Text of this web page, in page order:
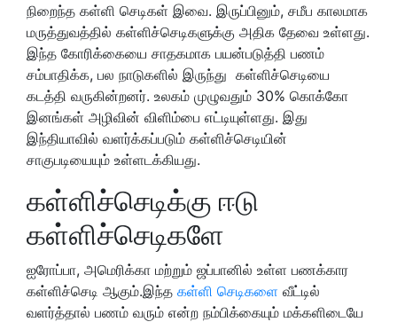
நிறைந்த கள்ளி செடிகள் இவை. இருப்பினும், சமீப காலமாக
மருத்துவத்தில் கள்ளிச்செடிகளுக்கு அதிக தேவை உள்ளது.
இந்த கோரிக்கையை சாதகமாக பயன்படுத்தி பணம்
சம்பாதிக்க, பல நாடுகளில் இருந்து கள்ளிச்செடியை
கடத்தி வருகின்றனர். உலகம் முழுவதும் 30% கொக்கோ
இனங்கள் அழிவின் விளிம்பை எட்டியுள்ளது. இது
இந்தியாவில் வளர்க்கப்படும் கள்ளிச்செடியின்
சாகுபடியையும் உள்ளடக்கியது.
கள்ளிச்செடிக்கு ஈடு
கள்ளிச்செடிகளே
ஐரோப்பா, அமெரிக்கா மற்றும் ஜப்பானில் உள்ள பணக்கார
கள்ளிச்செடி ஆகும்.இந்த கள்ளி செடிகளை வீட்டில்
வளர்த்தால் பணம் வரும் என்ற நம்பிக்கையும் மக்களிடையே